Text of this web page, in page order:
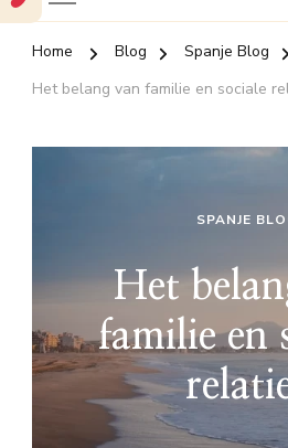
Home Blog
Spanje Blog
Het belang van familie en sociale
SPANJE
Het
familie en